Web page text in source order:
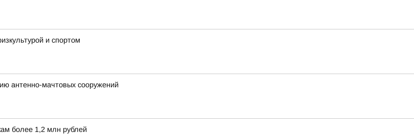
и спортом
антенно-мачтовых сооружений
более 1,2 млн рублей